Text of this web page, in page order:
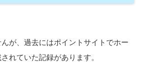
が、過去にはポイントサイトでホー
れていた記録があります。